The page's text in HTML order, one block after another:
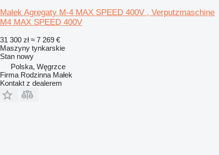
Małek Agregaty M-4 MAX SPEED 400V , Verputzmaschine
M4 MAX SPEED 400V
31 300 zł ≈ 7 269 €
Maszyny tynkarskie
Stan nowy
Polska, Węgrzce
Firma Rodzinna Małek
Kontakt z dealerem